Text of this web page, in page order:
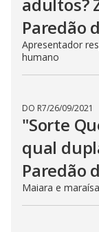
Paredão
Apresentador
humano
DO R7/26/09/2021
"Sorte
qual
Paredão
Maiara e